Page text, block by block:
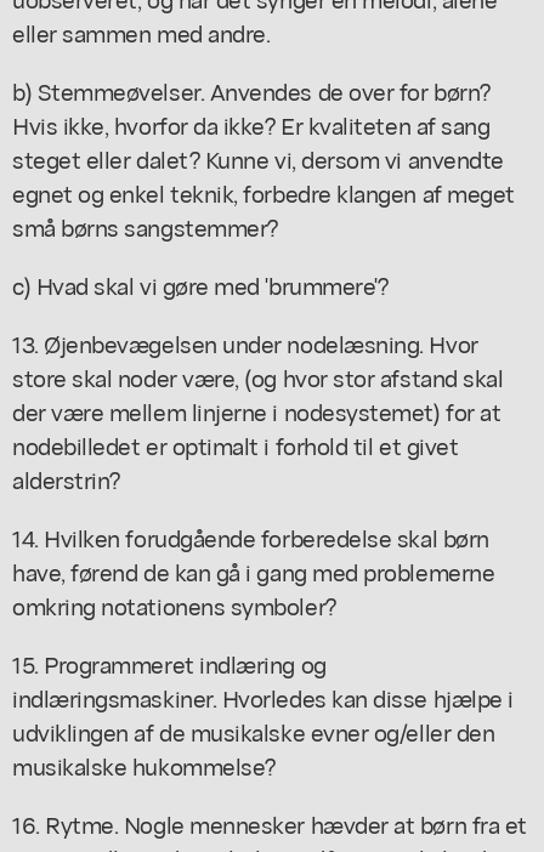
eller sammen med andre.
b) Stemmeøvelser. Anvendes de over for børn?
Hvis ikke, hvorfor da ikke? Er kvaliteten af sang
steget eller dalet? Kunne vi, dersom vi anvendte
egnet og enkel teknik, forbedre klangen af meget
små børns sangstemmer?
c) Hvad skal vi gøre med 'brummere'?
13. Øjenbevægelsen under nodelæsning. Hvor
store skal noder være, (og hvor stor afstand skal
der være mellem linjerne i nodesystemet) for at
nodebilledet er optimalt i forhold til et givet
alderstrin?
14. Hvilken forudgående forberedelse skal børn
have, førend de kan gå i gang med problemerne
omkring notationens symboler?
15. Programmeret indlæring og
indlæringsmaskiner. Hvorledes kan disse hjælpe i
udviklingen af de musikalske evner og/eller den
musikalske hukommelse?
16. Rytme. Nogle mennesker hævder at børn fra et